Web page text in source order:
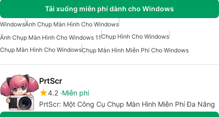
Tải xuống miễn phí dành cho Windows
WindowsẢnh Chụp Màn Hình Cho Windows
Ảnh Chụp Màn Hình Cho Windows 11Chụp Hình Cho Windows
Chụp Màn Hình Cho WindowsChụp Màn Hình Miễn Phí Cho Windows
PrtScr
4.2 Miễn phí
PrtScr: Một Công Cụ Chụp Màn Hình Miễn Phí Đa Năng